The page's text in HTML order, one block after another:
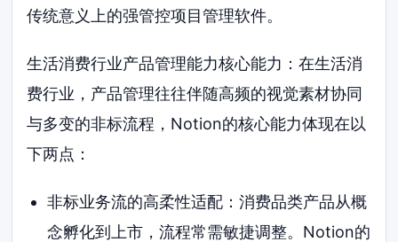
传统意义上的强管控项目管理软件。
生活消费行业产品管理能力核心能力：在生活消
费行业，产品管理往往伴随高频的视觉素材协同
与多变的非标流程，Notion的核心能力体现在以
下两点：
非标业务流的高柔性适配：消费品类产品从概
念孵化到上市，流程常需敏捷调整。Notion的